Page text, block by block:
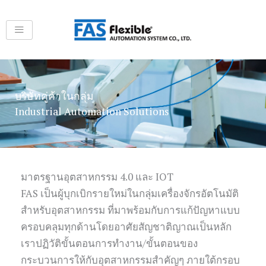
to
content
บริษัทคู่ค้าในกลุ่ม
Industrial Automation Solutions
มาตรฐานอุตสาหกรรม 4.0 และ IOT
FAS เป็นผู้บุกเบิกรายใหม่ในกลุ่มเครื่องจักรอัตโนมัติ
สำหรับอุตสาหกรรม ที่มาพร้อมกับการแก้ปัญหาแบบ
ครอบคลุมทุกด้านโดยอาศัยสัญชาติญาณเป็นหลัก
เราปฏิวัติขั้นตอนการทำงาน/ขั้นตอนของ
กระบวนการให้กับอุตสาหกรรมสำคัญๆ ภายใต้กรอบ